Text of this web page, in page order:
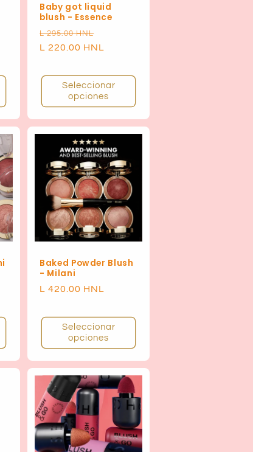
Baby got liquid
blush - Essence
Precio
habitual
L 295.00 HNL
de
L 220.00 HNL
Seleccionar
opciones
Baked Powder Blush
- Milani
Precio
L 420.00 HNL
Seleccionar
opciones